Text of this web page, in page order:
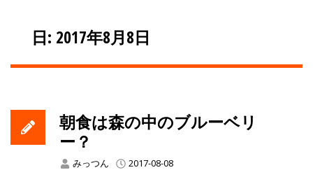
日: 2017年8月8日
朝食は森の中のブルーベリ
ー？
みっつん 2017-08-08